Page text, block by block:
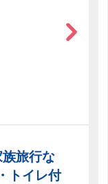
族旅行な
トイレ付